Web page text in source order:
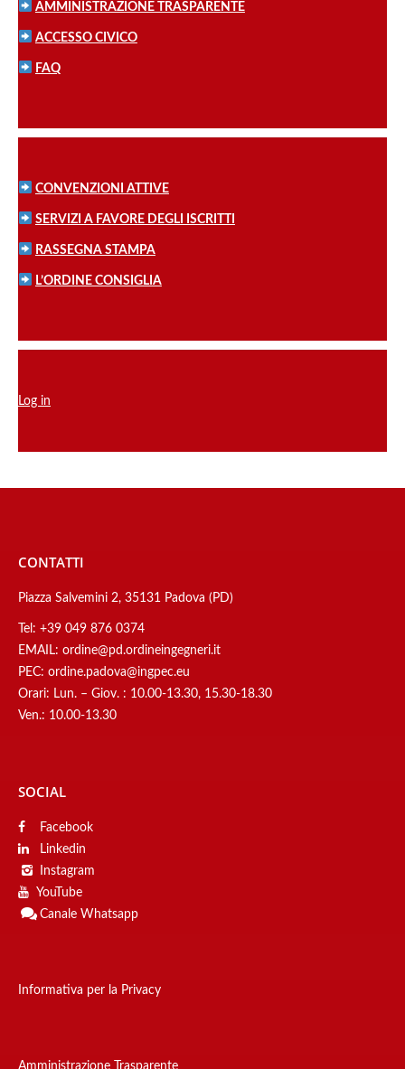
AMMINISTRAZIONE TRASPARENTE
ACCESSO CIVICO
FAQ
CONVENZIONI ATTIVE
SERVIZI A FAVORE DEGLI ISCRITTI
RASSEGNA STAMPA
L’ORDINE CONSIGLIA
Log in
CONTATTI
Piazza Salvemini 2, 35131 Padova (PD)
Tel: +39 049 876 0374
EMAIL: ordine@pd.ordineingegneri.it
PEC: ordine.padova@ingpec.eu
Orari: Lun. – Giov. : 10.00-13.30, 15.30-18.30
Ven.: 10.00-13.30
SOCIAL
Facebook
Linkedin
Instagram
YouTube
Canale Whatsapp
Informativa per la Privacy
Amministrazione Trasparente